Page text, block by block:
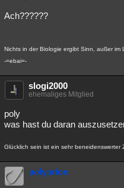
Ach??????
Nichts in der Biologie ergibt Sinn, außer
-=ebai=-
slogi2000
ehemaliges Mitglied
poly
was hast du daran
Glücklich sein ist ein sehr beneidenswerter
polyprion